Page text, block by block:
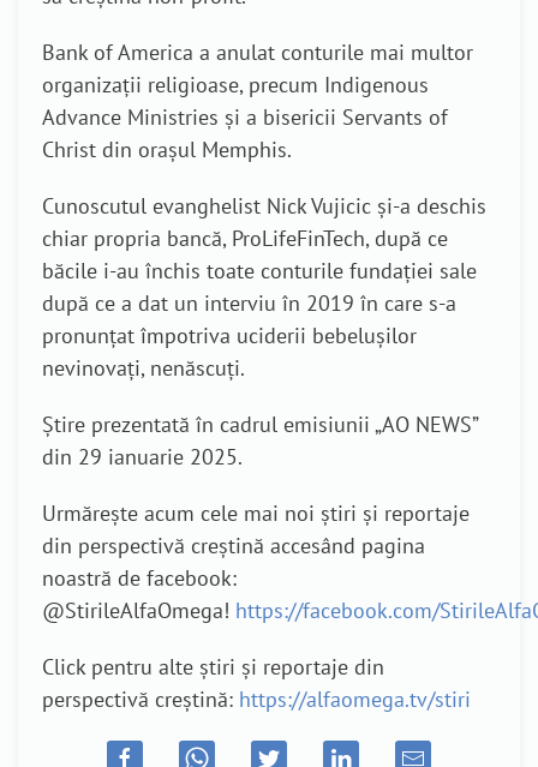
Bank of America a anulat conturile mai multor
organizații religioase, precum Indigenous
Advance Ministries și a bisericii Servants of
Christ din orașul Memphis.
Cunoscutul evanghelist Nick Vujicic și-a deschis
chiar propria bancă, ProLifeFinTech, după ce
băcile i-au închis toate conturile fundației sale
după ce a dat un interviu în 2019 în care s-a
pronunțat împotriva uciderii bebelușilor
nevinovați, nenăscuți.
Știre prezentată în cadrul emisiunii „AO NEWS”
din 29 ianuarie 2025.
Urmărește acum cele mai noi știri și reportaje
din perspectivă creștină accesând pagina
noastră de facebook:
@StirileAlfaOmega! https://facebook.com/
Click pentru alte știri și reportaje din
perspectivă creștină: https://alfaomega.tv/stiri